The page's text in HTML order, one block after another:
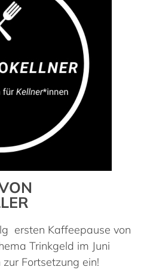
ersten Kaffeepause von
Trinkgeld im Juni
Fortsetzung ein!